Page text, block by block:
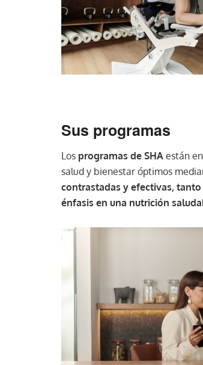
Sus programas
Los programas de SHA están
salud y bienestar óptimos
contrastadas y efectivas,
énfasis en una nutrición